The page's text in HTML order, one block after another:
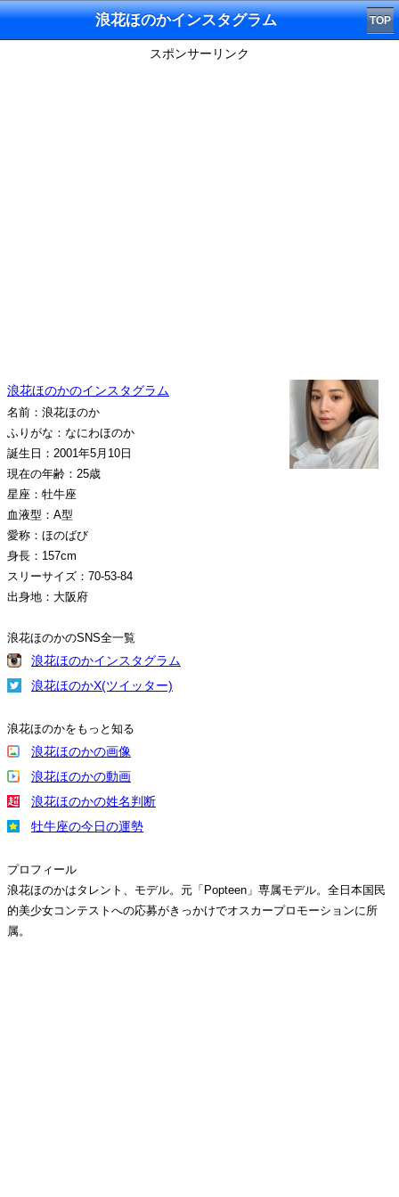
浪花ほのかインスタグラム TOP
スポンサーリンク
浪花ほのかのインスタグラム
名前：浪花ほのか
ふりがな：なにわほのか
誕生日：2001年5月10日
現在の年齢：25歳
星座：牡牛座
血液型：A型
愛称：ほのばび
身長：157cm
スリーサイズ：70-53-84
出身地：大阪府
浪花ほのかのSNS全一覧
浪花ほのかインスタグラム
浪花ほのかX(ツイッター)
浪花ほのかをもっと知る
浪花ほのかの画像
浪花ほのかの動画
浪花ほのかの姓名判断
牡牛座の今日の運勢
プロフィール
浪花ほのかはタレント、モデル。元「Popteen」専属モデル。全日本国民
的美少女コンテストへの応募がきっかけでオスカープロモーションに所
属。